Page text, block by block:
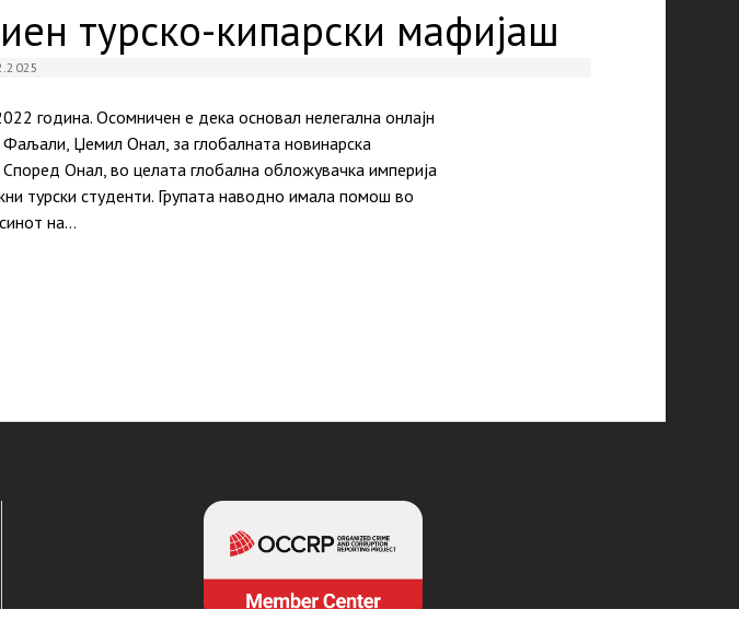
турско-кипарски мафијаш
година. Осомничен е дека основал нелегална онлајн
Џемил Онал, за глобалната новинарска
Онал, во целата глобална обложувачка империја
турски студенти. Групата наводно имала помош во
на…